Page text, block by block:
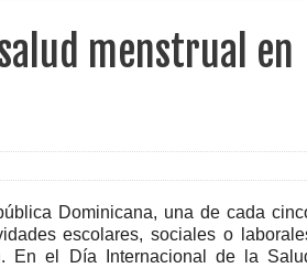
menstrual en
Dominicana, una de cada
escolares, sociales o
En el Día Internacional de la